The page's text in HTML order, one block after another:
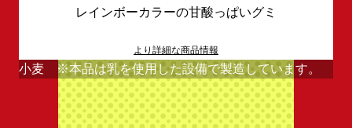
レインボーカラーの甘酸っぱいグミ
より詳細な商品情報
小麦 ※本品は乳を使用した設備で製造しています。